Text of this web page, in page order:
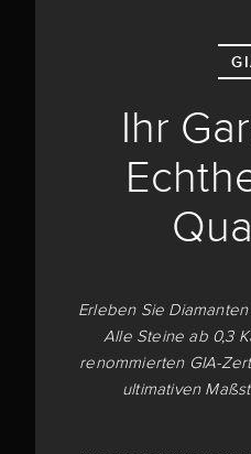
Ihr
Erleben Sie
Alle Steine ab 0,3
renommierten GIA-
ultimativen